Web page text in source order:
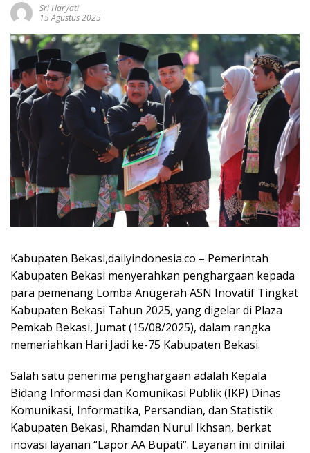
Sri Haryati
15 Agustus 2025
Kabupaten Bekasi,dailyindonesia.co – Pemerintah
Kabupaten Bekasi menyerahkan penghargaan kepada
para pemenang Lomba Anugerah ASN Inovatif Tingkat
Kabupaten Bekasi Tahun 2025, yang digelar di Plaza
Pemkab Bekasi, Jumat (15/08/2025), dalam rangka
memeriahkan Hari Jadi ke-75 Kabupaten Bekasi.
Salah satu penerima penghargaan adalah Kepala
Bidang Informasi dan Komunikasi Publik (IKP) Dinas
Komunikasi, Informatika, Persandian, dan Statistik
Kabupaten Bekasi, Rhamdan Nurul Ikhsan, berkat
inovasi layanan “Lapor AA Bupati”. Layanan ini dinilai